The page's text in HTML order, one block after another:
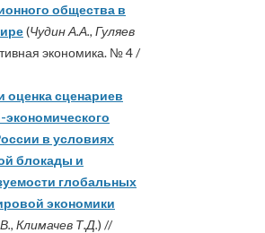
общества в
(Чудин А.А., Гуляев
экономика. № 4 /
оценка сценариев
в условиях
блокады и
глобальных
экономики
Климачев Т.Д.) //